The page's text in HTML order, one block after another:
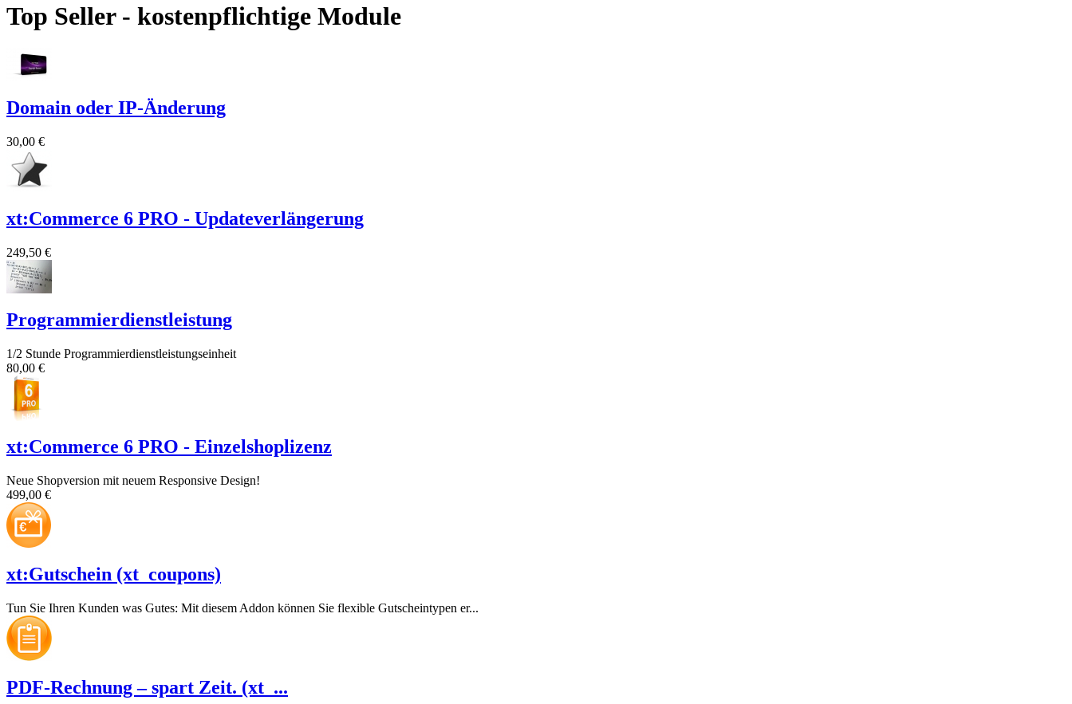
Top Seller - kostenpflichtige Module
Domain oder IP-Änderung
30,00 €
xt:Commerce 6 PRO - Updateverlängerung
249,50 €
Programmierdienstleistung
1/2 Stunde Programmierdienstleistungseinheit
80,00 €
xt:Commerce 6 PRO - Einzelshoplizenz
Neue Shopversion mit neuem Responsive Design!
499,00 €
xt:Gutschein (xt_coupons)
Tun Sie Ihren Kunden was Gutes: Mit diesem Addon können Sie flexible Gutscheintypen er...
PDF-Rechnung – spart Zeit. (xt_...